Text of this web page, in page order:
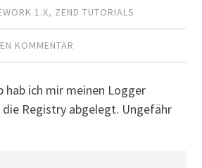
1.X, ZEND TUTORIALS
KOMMENTAR
hab ich mir meinen Logger
Registry abgelegt. Ungefähr